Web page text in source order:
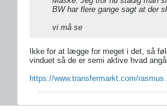
BW har flere gange sagt at der
vi må se
Ikke for at lægge for meget i det, så
vinduet så de er semi aktive hvad
https://www.transfermarkt.com/